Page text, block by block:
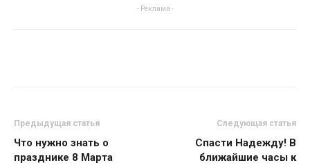
- Реклама -
Предыдущая статья
Что нужно знать о
празднике 8 Марта
Следующая статья
Спасти Надежду! В
ближайшие часы к